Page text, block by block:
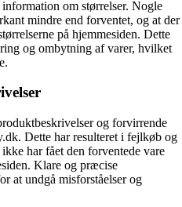
om størrelser. Nogle
mindre end forventet, og at der
på hjemmesiden. Dette
og ombytning af varer, hvilket
og forvirrende
Dette har resulteret i fejlkøb og
har fået den forventede vare
Klare og præcise
at undgå misforståelser og